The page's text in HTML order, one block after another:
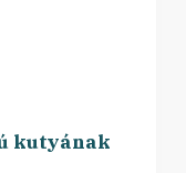
kutyának